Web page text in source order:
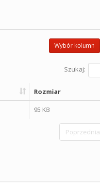
Wybór kolumn
Szukaj:
Rozmiar
95 KB
Poprzednia